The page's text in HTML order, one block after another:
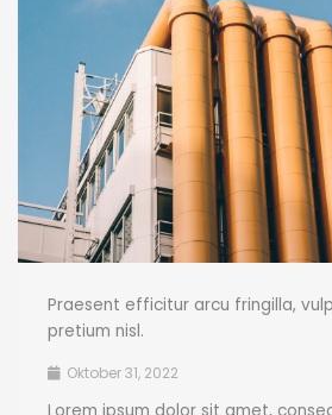
Praesent efficitur arcu fringilla,
pretium nisl.
Oktober 31, 2022